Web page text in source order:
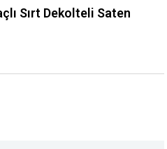
Sırt Dekolteli Saten